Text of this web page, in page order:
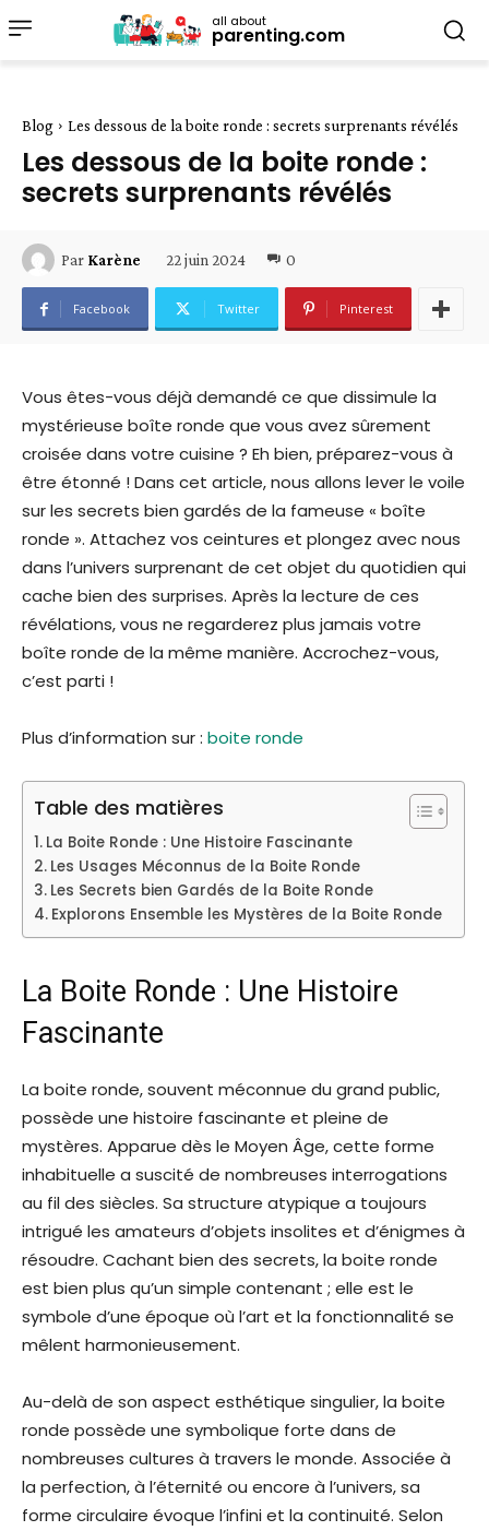
all about
parenting.com
Blog Les dessous de la boite ronde : secrets surprenants révélés
Les dessous de la boite ronde :
secrets surprenants révélés
Par Karène 22 juin 2024 0
Facebook Twitter Pinterest
Vous êtes-vous déjà demandé ce que dissimule la
mystérieuse boîte ronde que vous avez sûrement
croisée dans votre cuisine ? Eh bien, préparez-vous à
être étonné ! Dans cet article, nous allons lever le voile
sur les secrets bien gardés de la fameuse « boîte
ronde ». Attachez vos ceintures et plongez avec nous
dans l’univers surprenant de cet objet du quotidien qui
cache bien des surprises. Après la lecture de ces
révélations, vous ne regarderez plus jamais votre
boîte ronde de la même manière. Accrochez-vous,
c’est parti !
Plus d’information sur : boite ronde
Table des matières
La Boite Ronde : Une Histoire Fascinante
Les Usages Méconnus de la Boite Ronde
Les Secrets bien Gardés de la Boite Ronde
Explorons Ensemble les Mystères de la Boite Ronde
La Boite Ronde : Une Histoire
Fascinante
La boite ronde, souvent méconnue du grand public,
possède une histoire fascinante et pleine de
mystères. Apparue dès le Moyen Âge, cette forme
inhabituelle a suscité de nombreuses interrogations
au fil des siècles. Sa structure atypique a toujours
intrigué les amateurs d’objets insolites et d’énigmes à
résoudre. Cachant bien des secrets, la boite ronde
est bien plus qu’un simple contenant ; elle est le
symbole d’une époque où l’art et la fonctionnalité se
mêlent harmonieusement.
Au-delà de son aspect esthétique singulier, la boite
ronde possède une symbolique forte dans de
nombreuses cultures à travers le monde. Associée à
la perfection, à l’éternité ou encore à l’univers, sa
forme circulaire évoque l’infini et la continuité. Selon